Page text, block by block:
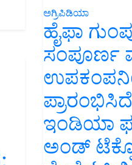
ಅಗ್ರಿಪಿಡಿಯಾ
ಹೈಫಾ
ಸಂಪೂರ್ಣ
ಇಂಡಿಯಾ
ಅಂಡ್